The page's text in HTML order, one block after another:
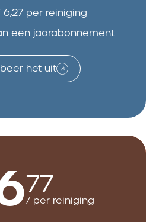
77
/ per reiniging
per reiniging
een jaarabonnement
het uit